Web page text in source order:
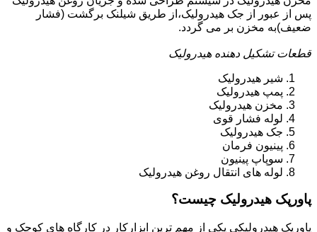
پس از عبور از جک هیدرولیک،از طریق شیلنک برگشت (فشار
ضعیف)به مخزن بر می گردد.
قطعات تشکیل دهنده هیدرولیک
شیر هیدرولیک
پمپ هیدرولیک
مخزن هیدرولیک
لوله فشار قوی
جک هیدرولیک
پینیون فرمان
سوپاپ پینیون
لوله های انتقال روغن هیدرولیک
پاورپک هیدرولیک چیست؟
پاورپک هیدرولیکی یکی از مهم ترین ابزارکار در کارگاه های کوچک و